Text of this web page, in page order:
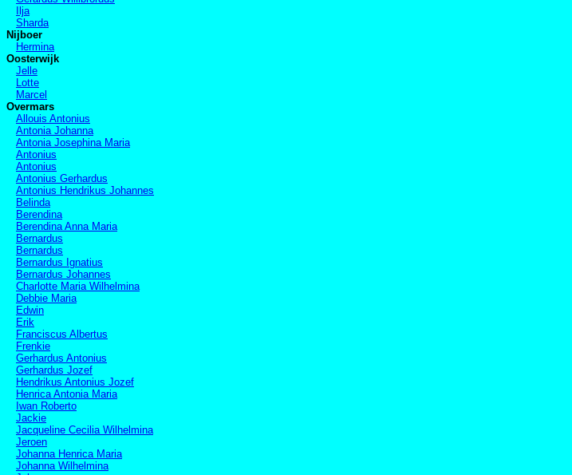
Ilja
Sharda
Nijboer
Hermina
Oosterwijk
Jelle
Lotte
Marcel
Overmars
Allouis Antonius
Antonia Johanna
Antonia Josephina Maria
Antonius
Antonius
Antonius Gerhardus
Antonius Hendrikus Johannes
Belinda
Berendina
Berendina Anna Maria
Bernardus
Bernardus
Bernardus Ignatius
Bernardus Johannes
Charlotte Maria Wilhelmina
Debbie Maria
Edwin
Erik
Franciscus Albertus
Frenkie
Gerhardus Antonius
Gerhardus Jozef
Hendrikus Antonius Jozef
Henrica Antonia Maria
Iwan Roberto
Jackie
Jacqueline Cecilia Wilhelmina
Jeroen
Johanna Henrica Maria
Johanna Wilhelmina